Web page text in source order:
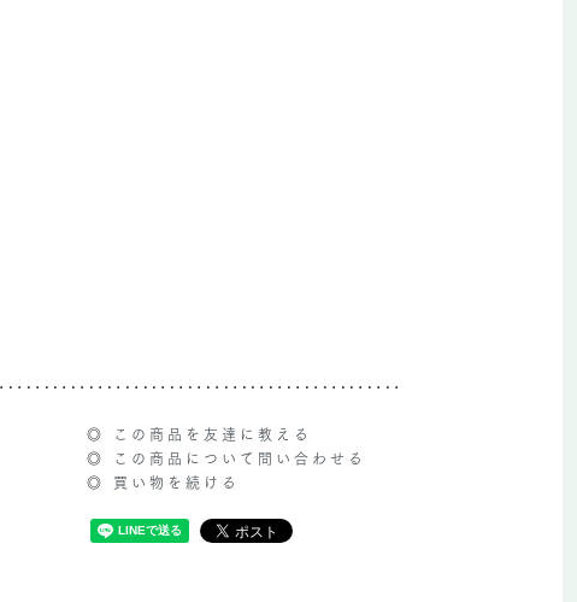
◎ この商品を友達に教える
◎ この商品について問い合わせる
◎ 買い物を続ける